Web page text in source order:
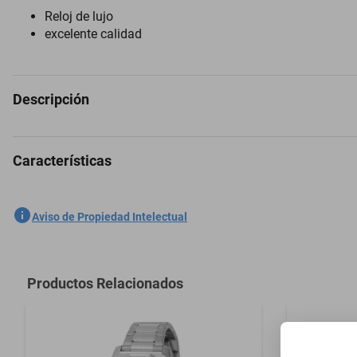
Reloj de lujo
excelente calidad
Descripción
Reloj Technomarine TM-822024 Hombres Oro
Características
SKU
Modelo
Material del Cristal
Aviso de Propiedad Intelectual
Productos Relacionados